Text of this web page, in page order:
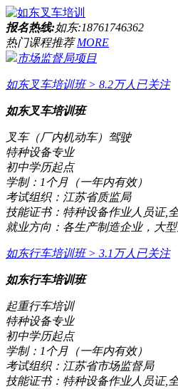
报名热线:如东:18761746362
热门课程推荐MORE
市场监督局项目
如东叉车培训班> 8.2万人已关注
如东叉车培训班
叉车（厂内机动车）驾驶
特种设备专业
初中学历起点
学制： 1个月（一年内有效）
考试组织： 江苏省质监局
技能证书： 特种设备作业人员证,
就业方向： 各生产制造企业，大
如东行车培训班> 3.1万人已关注
如东行车培训班
起重行车培训
特种设备专业
初中学历起点
学制： 1个月（一年内有效）
考试组织： 江苏省市场监督局
技能证书： 特种设备作业人员证,